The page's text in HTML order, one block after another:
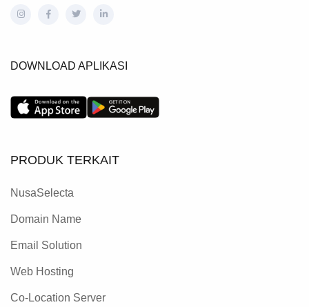
DOWNLOAD APLIKASI
PRODUK TERKAIT
NusaSelecta
Domain Name
Email Solution
Web Hosting
Co-Location Server